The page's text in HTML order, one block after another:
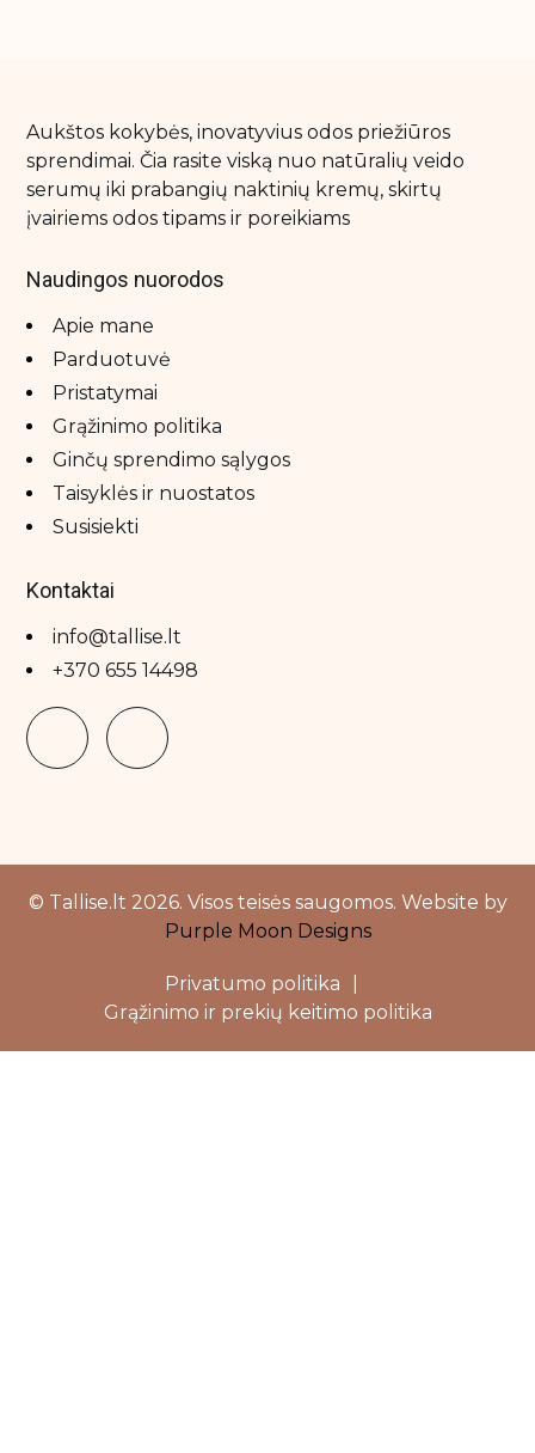
Aukštos kokybės, inovatyvius odos priežiūros
sprendimai. Čia rasite viską nuo natūralių veido
serumų iki prabangių naktinių kremų, skirtų
įvairiems odos tipams ir poreikiams
Naudingos nuorodos
Apie mane
Parduotuvė
Pristatymai
Grąžinimo politika
Ginčų sprendimo sąlygos
Taisyklės ir nuostatos
Susisiekti
Kontaktai
info@tallise.lt
+370 655 14498
© Tallise.lt 2026. Visos teisės saugomos. Website by
Purple Moon Designs
Privatumo politika
Grąžinimo ir prekių keitimo politika